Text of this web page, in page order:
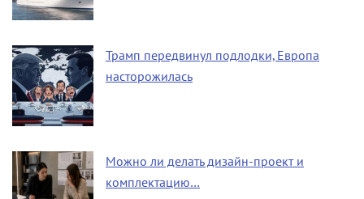
Трамп передвинул подлодки, Европа
насторожилась
Можно ли делать дизайн-проект и
комплектацию…